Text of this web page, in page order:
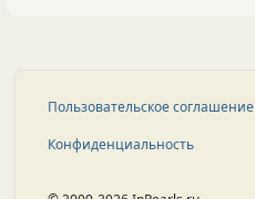
Пользовательское соглашение
Конфиденциальность